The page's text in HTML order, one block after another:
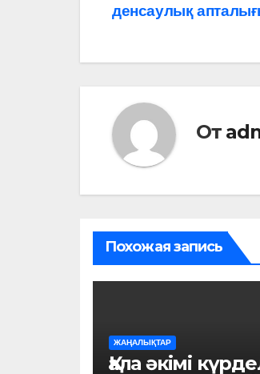
по
записям
денсаулық
От
Похожая запись
ЖАҢАЛЫҚТАР
Қала әкімі